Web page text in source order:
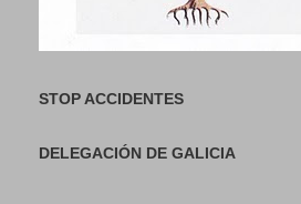
STOP ACCIDENTES
DELEGACIÓN DE GALICIA